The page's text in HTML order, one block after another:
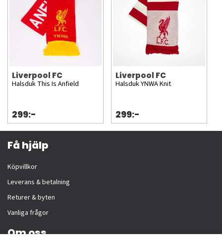
Liverpool FC
Halsduk This Is Anfield
299:-
Liverpool FC
Halsduk YNWA Knit
299:-
Få hjälp
Köpvillkor
Leverans & betalning
Returer & byten
Vanliga frågor
Om oss